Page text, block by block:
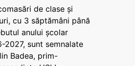
de clase și
cu 3 săptămâni până
anului școlar
2027, sunt semnalate
Badea, prim-